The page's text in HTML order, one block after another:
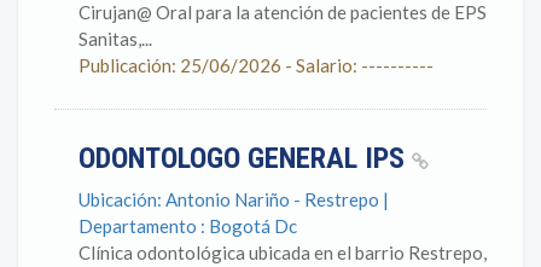
Cirujan@ Oral para la atención de pacientes de EPS
Sanitas,...
Publicación: 25/06/2026 - Salario: ----------
ODONTOLOGO GENERAL IPS
Ubicación: Antonio Nariño - Restrepo |
Departamento : Bogotá Dc
Clínica odontológica ubicada en el barrio Restrepo,